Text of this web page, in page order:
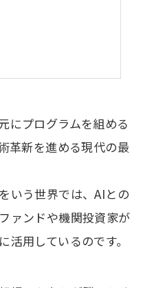
にプログラムを組める
革新を進める現代の最
いう世界では、AIとの
ァンドや機関投資家が
用しているのです。